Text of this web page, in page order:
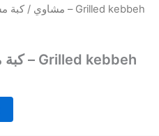
مشاوي / كبة مشوية بالشحمة وسط – Grilled kebbeh
كبة مشوية بالشحمة وسط – Grilled kebbeh